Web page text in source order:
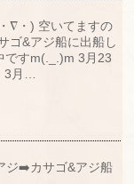
∇・) 空いてますの
ゴ&アジ船に出船し
ですm(._.)m 3月23
3月…
ジ➡️カサゴ&アジ船